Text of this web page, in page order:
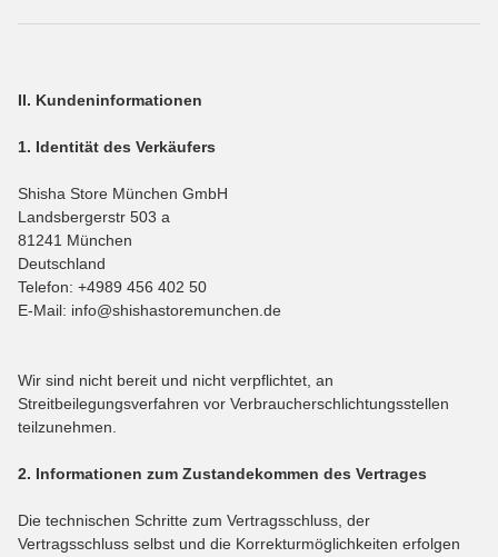
II. Kundeninformationen
1. Identität des Verkäufers
Shisha Store München GmbH
Landsbergerstr 503 a
81241 München
Deutschland
Telefon: +4989 456 402 50
E-Mail: info@shishastoremunchen.de
Wir sind nicht bereit und nicht verpflichtet, an
Streitbeilegungsverfahren vor Verbraucherschlichtungsstellen
teilzunehmen.
2. Informationen zum Zustandekommen des Vertrages
Die technischen Schritte zum Vertragsschluss, der
Vertragsschluss selbst und die Korrekturmöglichkeiten erfolgen